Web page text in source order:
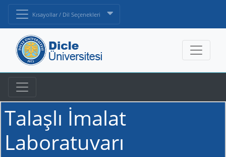
Kısayollar / Dil Seçenekleri
Talaşlı İmalat
Laboratuvarı